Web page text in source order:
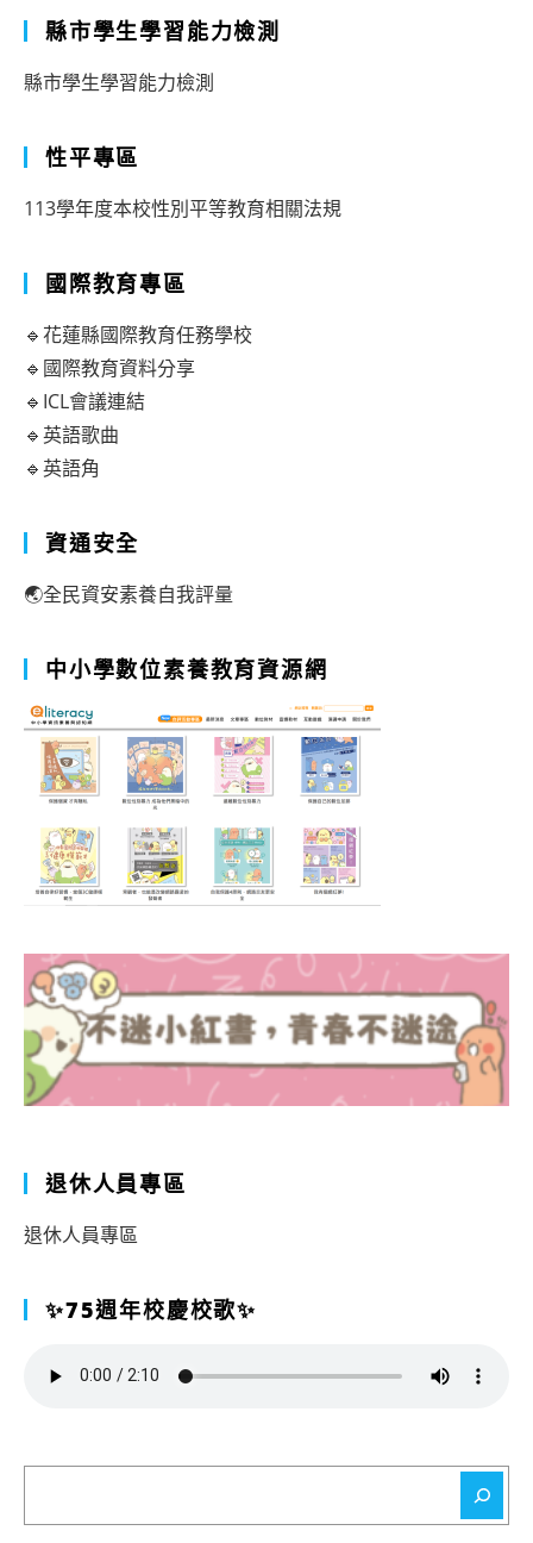
縣市學生學習能力檢測
縣市學生學習能力檢測
性平專區
113學年度本校性別平等教育相關法規
國際教育專區
🔹花蓮縣國際教育任務學校
🔹國際教育資料分享
🔹ICL會議連結
🔹英語歌曲
🔹英語角
資通安全
🌏全民資安素養自我評量
中小學數位素養教育資源網
退休人員專區
退休人員專區
✨75週年校慶校歌✨